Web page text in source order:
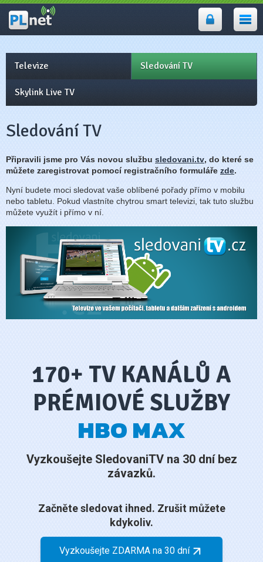
PLnet -
Prostějov,
Přerov
Televize Sledování TV
Skylink Live TV
Sledování TV
Připravili jsme pro Vás novou službu sledovani.tv, do které se
můžete zaregistrovat pomocí registračního formuláře zde.
Nyní budete moci sledovat vaše oblíbené pořady přímo v mobilu
nebo tabletu. Pokud vlastníte chytrou smart televizi, tak tuto službu
můžete využít i přímo v ní.
170+ TV KANÁLŮ A
PRÉMIOVÉ SLUŽBY
HBO MAX
Vyzkoušejte SledovaniTV na 30 dní bez
závazků.
Začněte sledovat ihned. Zrušit můžete
kdykoliv.
Vyzkoušejte ZDARMA na 30 dní